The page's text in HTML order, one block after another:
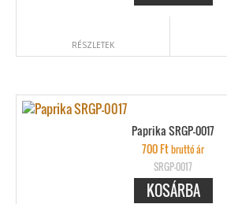
RÉSZLETEK
Paprika SRGP-0017
700Ftbruttó ár
SRGP-0017
KOSÁRBA